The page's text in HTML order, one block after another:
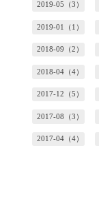
2019-05（3）
2019-01（1）
2018-09（2）
2018-04（4）
2017-12（5）
2017-08（3）
2017-04（4）